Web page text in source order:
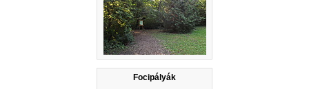
Focipályák